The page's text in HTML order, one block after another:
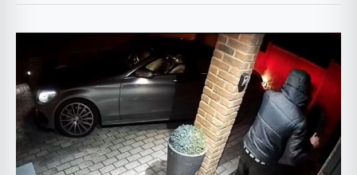
20
de
secunde
–
Mercedes